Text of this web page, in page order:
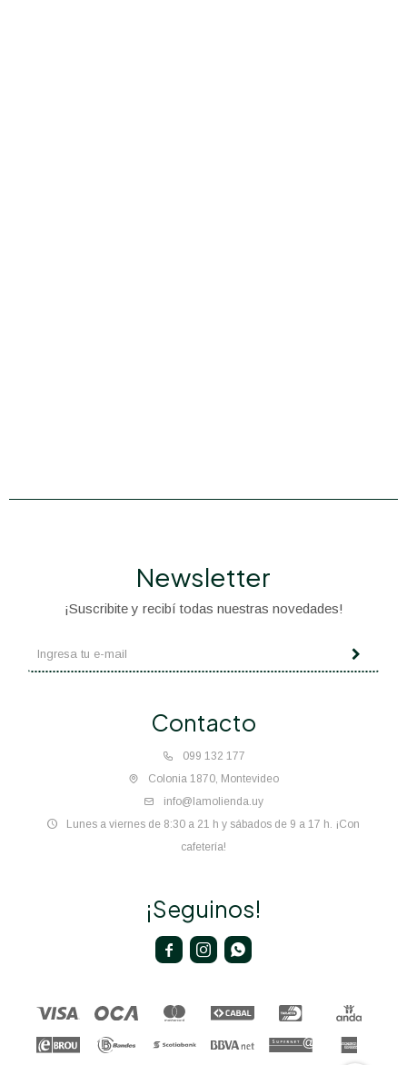
Contacto
099 132 177
Colonia 1870, Montevideo
info@lamolienda.uy
Lunes a viernes de 8:30 a 21 h y sábados de 9 a 17 h. ¡Con
cafetería!
Newsletter
¡Suscribite y recibí todas nuestras novedades!
¡Seguinos!
  